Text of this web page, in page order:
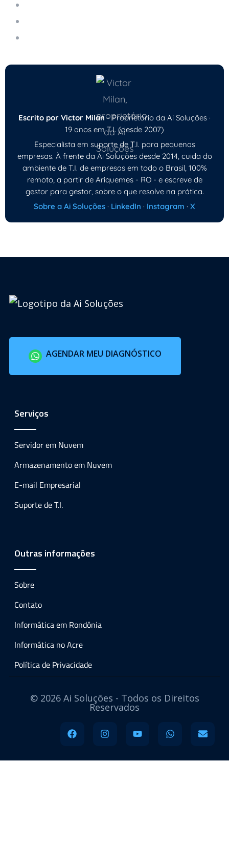
Escrito por Victor Milan- Proprietário da Ai Soluções ·
19 anos em T.I. (desde 2007)
Especialista em suporte de T.I. para pequenas
empresas. À frente da Ai Soluções desde 2014, cuida do
ambiente de T.I. de empresas em todo o Brasil, 100%
remoto, a partir de Ariquemes - RO - e escreve de
gestor para gestor, sobre o que resolve na prática.
Sobre a Ai Soluções · LinkedIn · Instagram · X
AGENDAR MEU DIAGNÓSTICO
Serviços
Servidor em Nuvem
Armazenamento em Nuvem
E-mail Empresarial
Suporte de T.I.
Outras informações
Sobre
Contato
Informática em Rondônia
Informática no Acre
Política de Privacidade
© 2026 Ai Soluções - Todos os Direitos
Reservados